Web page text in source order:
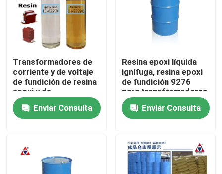
En casa
Productos
Espectáculo VR
Transformadores de
corriente y de voltaje
de fundición de resina
epoxi y de
endurecimiento de
bicomponentes
Enviar Consulta
Resina epoxi líquida
ignífuga, resina epoxi
de fundición 9276
para transformadores
de media y alta tensión
Enviar Consulta